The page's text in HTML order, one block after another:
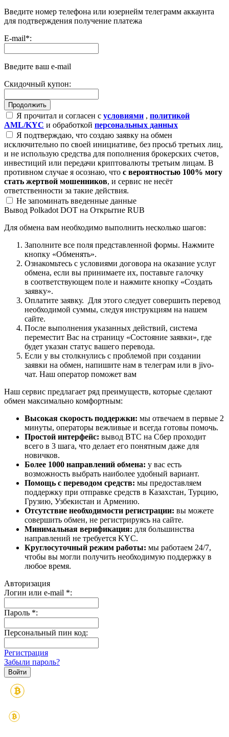
Введите номер телефона или юзернейм телеграмм аккаунта
для подтверждения получение платежа
E-mail*:
Введите ваш e-mail
Скидочный купон:
Я прочитал и согласен с условиями , политикой
AML/KYC и обработкой персональных данных
Я подтверждаю, что создаю заявку на обмен
исключительно по своей инициативе, без просьб третьих лиц,
и не использую средства для пополнения брокерских счетов,
инвестиций или передачи криптовалюты третьим лицам. В
противном случае я осознаю, что с вероятностью 100% могу
стать жертвой мошенников, и сервис не несёт
ответственности за такие действия.
Не запоминать введенные данные
Вывод Polkadot DOT на Открытие RUB
Для обмена вам необходимо выполнить несколько шагов:
Заполните все поля представленной формы. Нажмите
кнопку «Обменять».
Ознакомьтесь с условиями договора на оказание услуг
обмена, если вы принимаете их, поставьте галочку
в соответствующем поле и нажмите кнопку «Создать
заявку».
Оплатите заявку. Для этого следует совершить перевод
необходимой суммы, следуя инструкциям на нашем
сайте.
После выполнения указанных действий, система
переместит Вас на страницу «Состояние заявки», где
будет указан статус вашего перевода.
Если у вы столкнулись с проблемой при создании
заявки на обмен, напишите нам в телеграм или в jivo-
чат. Наш оператор поможет вам
Наш сервис предлагает ряд преимуществ, которые сделают
обмен максимально комфортным:
Высокая скорость поддержки: мы отвечаем в первые 2
минуты, операторы вежливые и всегда готовы помочь.
Простой интерфейс: вывод BTC на Сбер проходит
всего в 3 шага, что делает его понятным даже для
новичков.
Более 1000 направлений обмена: у вас есть
возможность выбрать наиболее удобный вариант.
Помощь с переводом средств: мы предоставляем
поддержку при отправке средств в Казахстан, Турцию,
Грузию, Узбекистан и Армению.
Отсутствие необходимости регистрации: вы можете
совершить обмен, не регистрируясь на сайте.
Минимальная верификация: для большинства
направлений не требуется KYC.
Круглосуточный режим работы: мы работаем 24/7,
чтобы вы могли получить необходимую поддержку в
любое время.
Авторизация
Логин или e-mail *:
Пароль *:
Персональный пин код:
Регистрация
Забыли пароль?